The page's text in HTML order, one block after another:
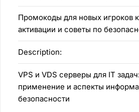
Промокоды для новых игроков
активации и советы по
Description:
VPS и VDS серверы для IT
применение и аспекты
безопасности